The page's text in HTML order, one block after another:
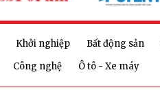
Khởi nghiệp Bất động sản
Công nghệ
Ô tô - Xe máy